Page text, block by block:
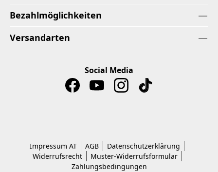
Bezahlmöglichkeiten
Versandarten
Social Media
Impressum AT AGB
Datenschutzerklärung
Widerrufsrecht
Muster-Widerrufsformular
Zahlungsbedingungen